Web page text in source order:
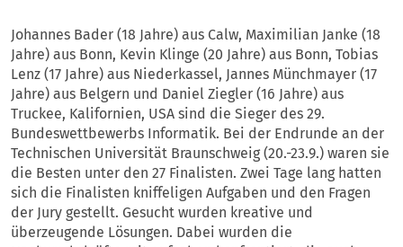
Johannes Bader (18 Jahre) aus Calw, Maximilian Janke (18
Jahre) aus Bonn, Kevin Klinge (20 Jahre) aus Bonn, Tobias
Lenz (17 Jahre) aus Niederkassel, Jannes Münchmayer (17
Jahre) aus Belgern und Daniel Ziegler (16 Jahre) aus
Truckee, Kalifornien, USA sind die Sieger des 29.
Bundeswettbewerbs Informatik. Bei der Endrunde an der
Technischen Universität Braunschweig (20.-23.9.) waren sie
die Besten unter den 27 Finalisten. Zwei Tage lang hatten
sich die Finalisten kniffeligen Aufgaben und den Fragen
der Jury gestellt. Gesucht wurden kreative und
überzeugende Lösungen. Dabei wurden die